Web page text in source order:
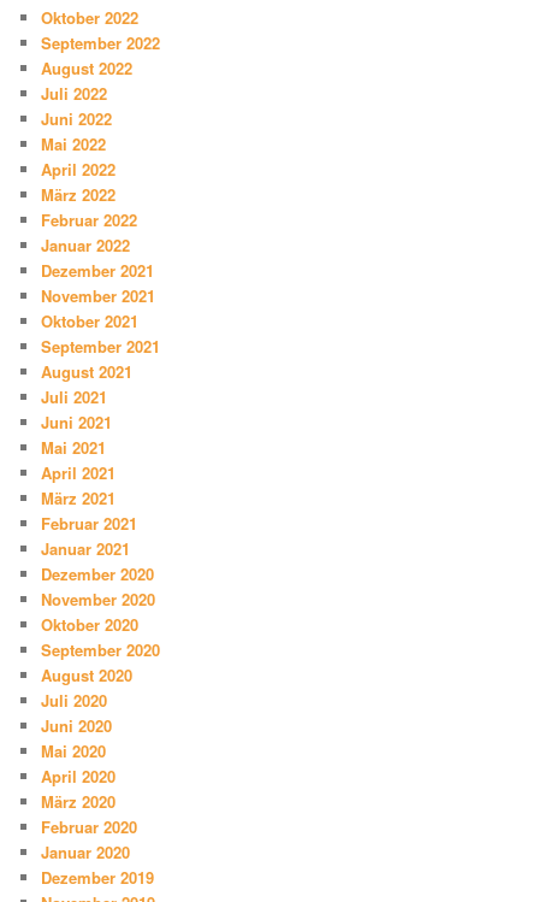
Oktober 2022
September 2022
August 2022
Juli 2022
Juni 2022
Mai 2022
April 2022
März 2022
Februar 2022
Januar 2022
Dezember 2021
November 2021
Oktober 2021
September 2021
August 2021
Juli 2021
Juni 2021
Mai 2021
April 2021
März 2021
Februar 2021
Januar 2021
Dezember 2020
November 2020
Oktober 2020
September 2020
August 2020
Juli 2020
Juni 2020
Mai 2020
April 2020
März 2020
Februar 2020
Januar 2020
Dezember 2019